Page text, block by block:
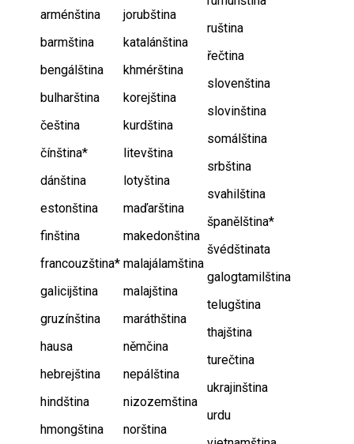
arménština
barmština
bengálština
bulharština
čeština
čínština*
dánština
estonština
finština
francouzština*
galicijština
gruzínština
hausa
hebrejština
hindština
hmongština
jorubština
katalánština
khmérština
korejština
kurdština
litevština
lotyština
maďarština
makedonština
malajálamština
malajština
maráthština
němčina
nepálština
nizozemština
norština
ruština
řečtina
slovenština
slovinština
somálština
srbština
svahilština
španělština*
švédštinata
galogtamilština
telugština
thajština
turečtina
ukrajinština
urdu